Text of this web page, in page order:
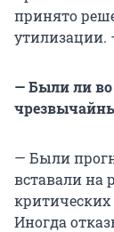
принято
утилизации.
— Были ли
— Были
вставали на
критических
Иногда